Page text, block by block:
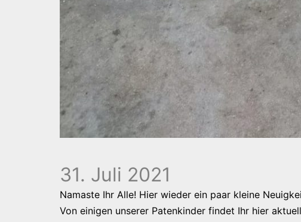
31. Juli 2021
Namaste Ihr Alle! Hier wieder ein paar kleine
Von einigen unserer Patenkinder findet Ihr hier